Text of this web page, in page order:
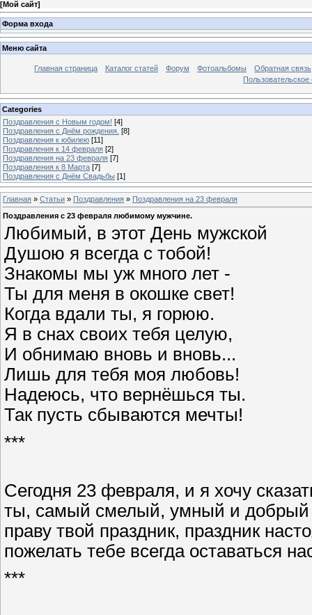
[Мой сайт]
Форма входа
Меню сайта
Главная страница Каталог статей Форум Фотоальбомы
Обратная связь
Пользовательское
Categories
Поздравления с Новым годом! [4]
Поздравления с Днём рождения. [8]
Поздравления к юбилею [11]
Поздравления к 14 февраля [2]
Поздравления на 23 февраля [7]
Поздравления к 8 Марта [7]
Поздравления с Днём Свадьбы [1]
Главная » Статьи » Поздравления » Поздравления на 23 февраля
Поздравления с 23 февраля любимому мужчине.
Любимый, в этот День мужской
Душою я всегда с тобой!
Знакомы мы уж много лет -
Ты для меня в окошке свет!
Когда вдали ты, я горюю.
Я в снах своих тебя целую,
И обнимаю вновь и вновь...
Лишь для тебя моя любовь!
Надеюсь, что вернёшься ты.
Так пусть сбываются мечты!
***
Сегодня 23 февраля, и я хочу
ты, самый смелый, умный и добрый
праву твой праздник, праздник
пожелать тебе всегда оставаться
***